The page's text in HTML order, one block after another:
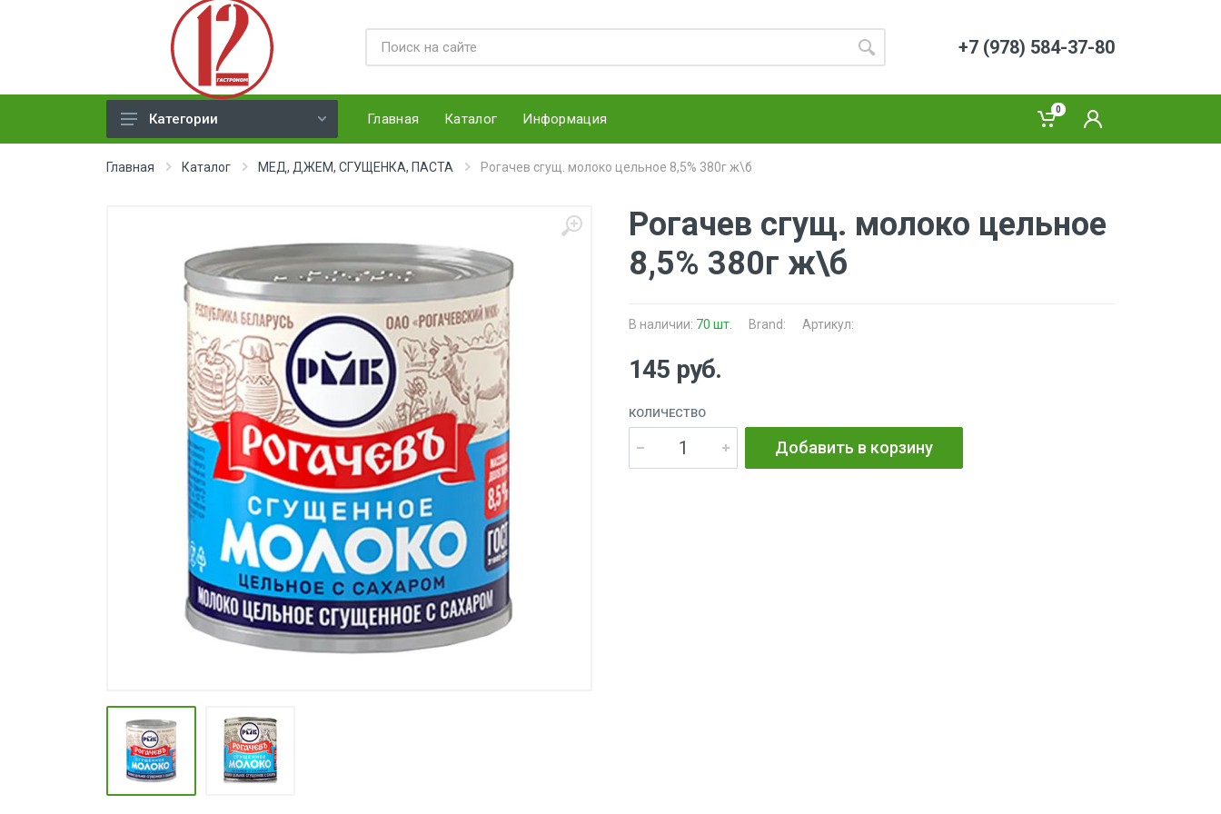
+7 (978) 584-37-80
МОЛОЧНАЯ ПРОДУКЦИЯ(
недлит. хранения)
ЗАМОРОЗКА (ягоды,овощи)
СПЕЦИИ, БУЛЬОНЫ
КОЛБАСНЫЕ ИЗДЕЛИЯ
МАКАРОННЫЕ ИЗДЕЛИЯ
СЫРЫ МЯГКИЕ И ПЛАВЛЕНЫЕ
МАСЛО РАСТ, ОЛИВКОВОЕ И
СЛИВОЧНОЕ
КОНФЕТЫ, ШОКОЛАД
МОЛОЧНАЯ ПРОДУКЦИЯ( длит.
хранения)
КЕТЧУПЫ, МАЙОНЕЗЫ, СОУСЫ
КОНСЕРВЫ ОВОЩНЫЕ
Категории Главная Каталог Информация
0
Главная Каталог МЕД, ДЖЕМ, СГУЩЕНКА, ПАСТА Рогачев сгущ. молоко цельное 8,5% 380г ж\б
Рогачев сгущ. молоко цельное
8,5% 380г ж\б
В наличии: 70 шт. Brand: Артикул:
145 руб.
КОЛИЧЕСТВО
Добавить в корзину